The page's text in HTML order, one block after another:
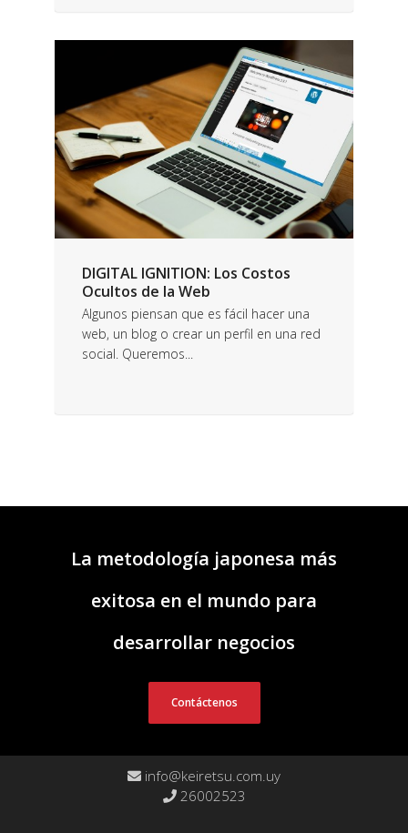
DIGITAL IGNITION: Los Costos
Ocultos de la Web
Algunos piensan que es fácil hacer una
web, un blog o crear un perfil en una red
social. Queremos...
La metodología japonesa más
exitosa en el mundo para
desarrollar negocios
Contáctenos
info@keiretsu.com.uy
26002523